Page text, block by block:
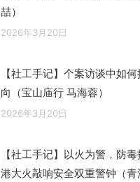
喆）
2026年3月20日
【社工手记】个案访谈中如
向（宝山庙行 马海蓉）
2026年3月20日
【社工手记】以火为警，防
港大火敲响安全双重警钟（青